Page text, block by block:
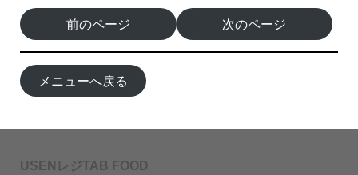
前のページ 次のページ
メニューへ戻る
USENレジTAB FOOD